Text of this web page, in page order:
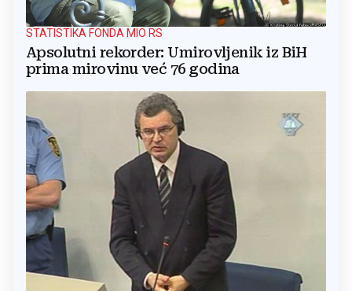
STATISTIKA FONDA MIO RS
Apsolutni rekorder: Umirovljenik iz BiH
prima mirovinu već 76 godina